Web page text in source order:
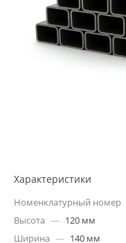
Характеристики
Номенклатурный номер
Высота — 120 мм
Ширина — 140 мм